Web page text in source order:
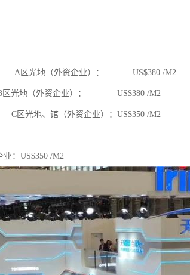
A区光地（外资企业）： US$380 /M2
B区光地（外资企业）： US$380 /M2
光地、馆（外资企业）：US$350 /M2
US$350 /M2